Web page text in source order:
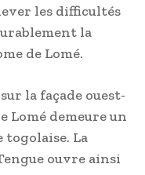
les difficultés
la
de Lomé.
la façade ouest-
Lomé demeure un
togolaise. La
ouvre ainsi